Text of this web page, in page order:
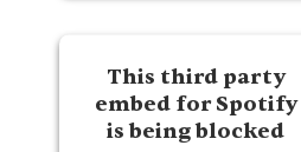
Consent Management
Platform
This third party
embed for Spotify
is being blocked